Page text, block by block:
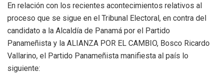
En relación con los recientes acontecimientos relativos al
proceso que se sigue en el Tribunal Electoral, en contra del
candidato a la Alcaldía de Panamá por el Partido
Panameñista y la ALIANZA POR EL CAMBIO, Bosco Ricardo
Vallarino, el Partido Panameñista manifiesta al país lo
siguiente: